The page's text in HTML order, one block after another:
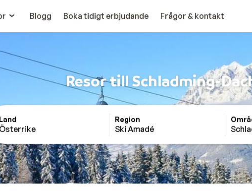
Blogg Boka tidigt erbjudande Frågor & kontakt
Resor till Schladming-
Land
Österrike
Region
Ski Amadé